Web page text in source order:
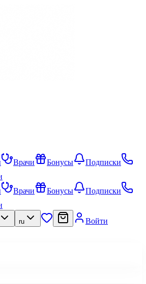
Врачи Бонусы
Подписки
Врачи Бонусы
Подписки
ru Войти